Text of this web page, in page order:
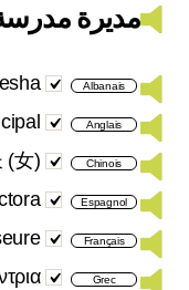
مديرة مدرسة
Albanais
Anglais
Chinois
(女)
Espagnol
Français
Grec